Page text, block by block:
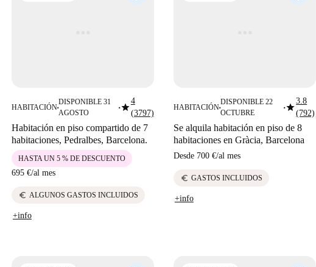
HABITACIÓN■
DISPONIBLE 31
AGOSTO
■star4
(3797)
Habitación en piso compartido de 7
habitaciones, Pedralbes, Barcelona.
695 €/al mes
HASTA UN 5 % DE DESCUENTO
euro ALGUNOS GASTOS INCLUIDOS
+info
HABITACIÓN■
DISPONIBLE 22
OCTUBRE
■star3.8
(792)
Se alquila habitación en piso de 8
habitaciones en Gràcia, Barcelona
Desde 700 €/al mes
euro GASTOS INCLUIDOS
+info